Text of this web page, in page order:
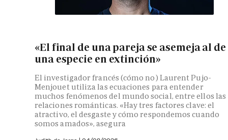
«El final de una pareja se asemeja al de
una especie en extinción»
El investigador francés (cómo no) Laurent Pujo-
Menjouet utiliza las ecuaciones para entender
muchos fenómenos del mundo social, entre ellos las
relaciones románticas. «Hay tres factores clave: el
atractivo, el desgaste y cómo respondemos cuando
somos amados», asegura